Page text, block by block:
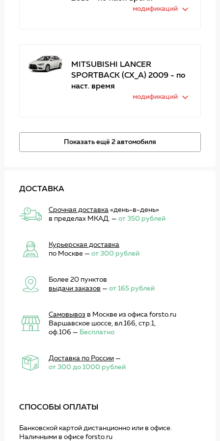
модификаций
MITSUBISHI LANCER
SPORTBACK (CX_A) 2009 - по
наст. время
модификаций
Показать ещё 2 автомобиля
ДОСТАВКА
Срочная доставка«день-в-день»
в пределах МКАД. — от 350 рублей
Курьерская доставка
по Москве — от 300 рублей
Более 20 пунктов
выдачи заказов — от 165 рублей
Самовывоз в Москве из офиса forsto.ru
Варшавское шоссе, вл.166, стр.1,
оф.106 — Бесплатно
Доставка по России—
от 300 до 1000 рублей
СПОСОБЫ ОПЛАТЫ
Банковской картой дистанционно или в офисе.
Наличными в офисе forsto.ru